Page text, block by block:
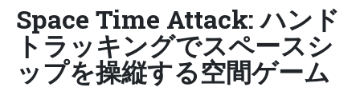
Space Time Attack: ハンド
トラッキングでスペースシ
ップを操縦する空間ゲーム